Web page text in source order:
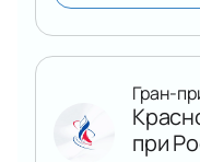
при